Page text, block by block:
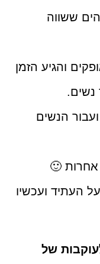
ששווה
והגיע הזמן
נשים.
הנשים
אחרות 🙂
העתיד ועכשיו
של